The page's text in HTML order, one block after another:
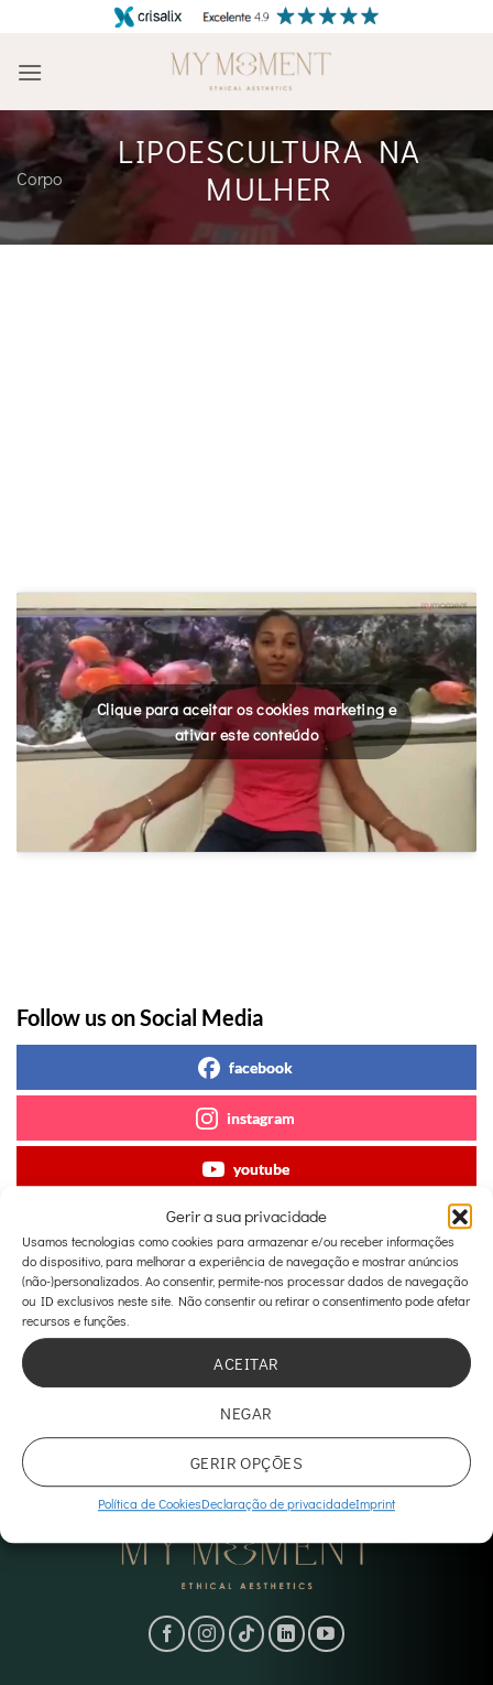
Gerir a sua privacidade
Usamos tecnologias como cookies para armazenar e/ou receber informações
do dispositivo, para melhorar a experiência de navegação e mostrar anúncios
(não-)personalizados. Ao consentir, permite-nos processar dados de navegação
ou ID exclusivos neste site. Não consentir ou retirar o consentimento pode afetar
recursos e funções.
ACEITAR
NEGAR
GERIR OPÇÕES
Política de CookiesDeclaração de privacidadeImprint
content
Corpo
LIPOESCULTURA NA
MULHER
Clique para aceitar os cookies marketing e
ativar este conteúdo
Follow us on Social Media
facebook
instagram
youtube
tiktok
celulite
Lipoaspiração no homem